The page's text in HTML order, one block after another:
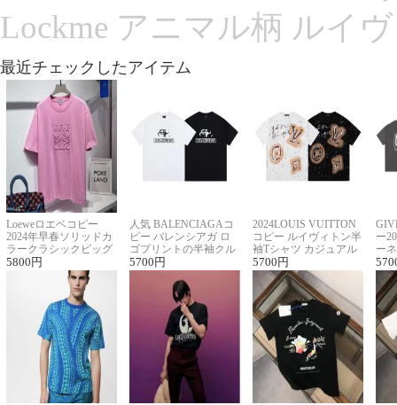
Lockme アニマル柄 ルイ
最近チェックしたアイテム
Loeweロエベコピー
2024年早春ソリッドカ
ラークラシックビッグ
ロゴ刺繍Tシャツ
5800 円
人気 BALENCIAGAコ
ピー バレンシアガ ロ
ゴプリントの半袖クル
ーネックTシャツ
5700 円
2024LOUIS VUITTON
コピー ルイヴィトン半
袖Tシャツ カジュアル
に馴染む 2色展開
5700 円
ー
ー
ー